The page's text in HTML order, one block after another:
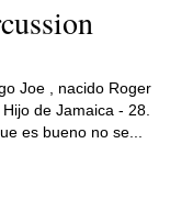
Joe , nacido Roger
de Jamaica - 28.
es bueno no se...